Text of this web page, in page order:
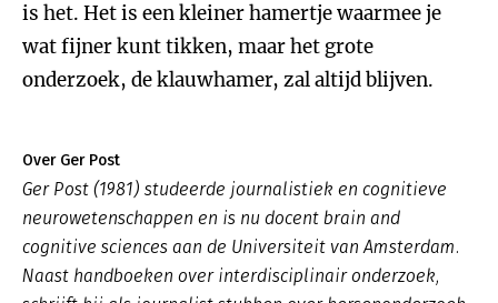
is het. Het is een kleiner hamertje waarmee je
wat fijner kunt tikken, maar het grote
onderzoek, de klauwhamer, zal altijd blijven.
Over Ger Post
Ger Post (1981) studeerde journalistiek en cognitieve
neurowetenschappen en is nu docent brain and
cognitive sciences aan de Universiteit van Amsterdam.
Naast handboeken over interdisciplinair onderzoek,